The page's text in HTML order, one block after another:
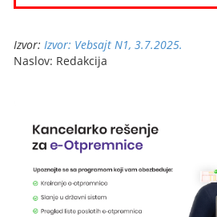
Izvor:Izvor: Vebsajt N1, 3.7.2025.
Naslov: Redakcija